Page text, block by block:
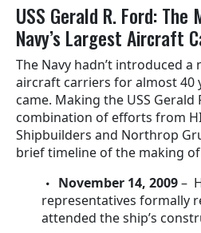
USS Gerald R. Ford:
Navy’s Largest Aircraft
The Navy hadn’t introduced
aircraft carriers for almost 40
came. Making the USS Gerald
combination of efforts from
Shipbuilders and Northrop
brief timeline of the making of
November 14, 2009–
representatives formally
attended the ship’s